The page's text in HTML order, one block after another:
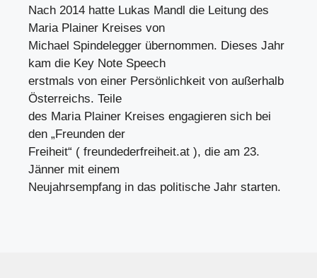
Nach 2014 hatte Lukas Mandl die Leitung des
Maria Plainer Kreises von
Michael Spindelegger übernommen. Dieses Jahr
kam die Key Note Speech
erstmals von einer Persönlichkeit von außerhalb
Österreichs. Teile
des Maria Plainer Kreises engagieren sich bei
den „Freunden der
Freiheit“ ( freundederfreiheit.at ), die am 23.
Jänner mit einem
Neujahrsempfang in das politische Jahr starten.